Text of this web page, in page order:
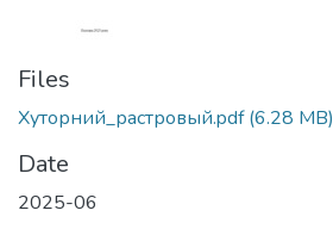
Files
Хуторний_растровый.pdf(6.28 MB)
Date
2025-06